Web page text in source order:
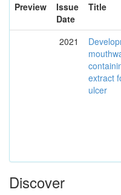
Preview
Issue
Date
Title
2021
extract
ulcer
Discover